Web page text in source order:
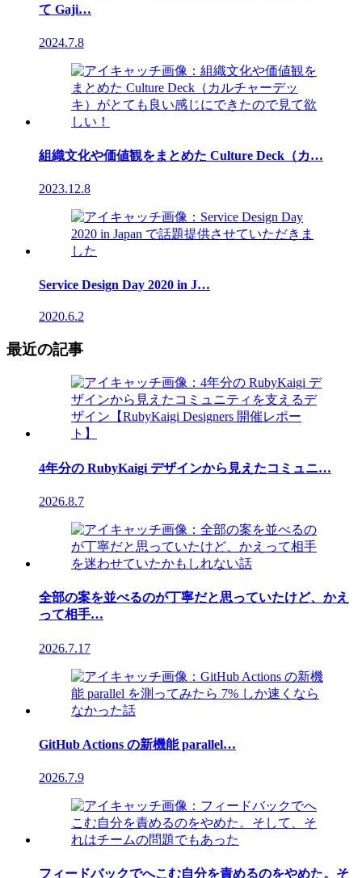
て Gaji…
2024.7.8
組織文化や価値観をまとめた Culture Deck（カ…
2023.12.8
Service Design Day 2020 in J…
2020.6.2
最近の記事
4年分の RubyKaigi デザインから見えたコミュニ…
2026.8.7
全部の案を並べるのが丁寧だと思っていたけど、かえ
って相手…
2026.7.17
GitHub Actions の新機能 parallel…
2026.7.9
フィードバックでへこむ自分を責めるのをやめた。そ